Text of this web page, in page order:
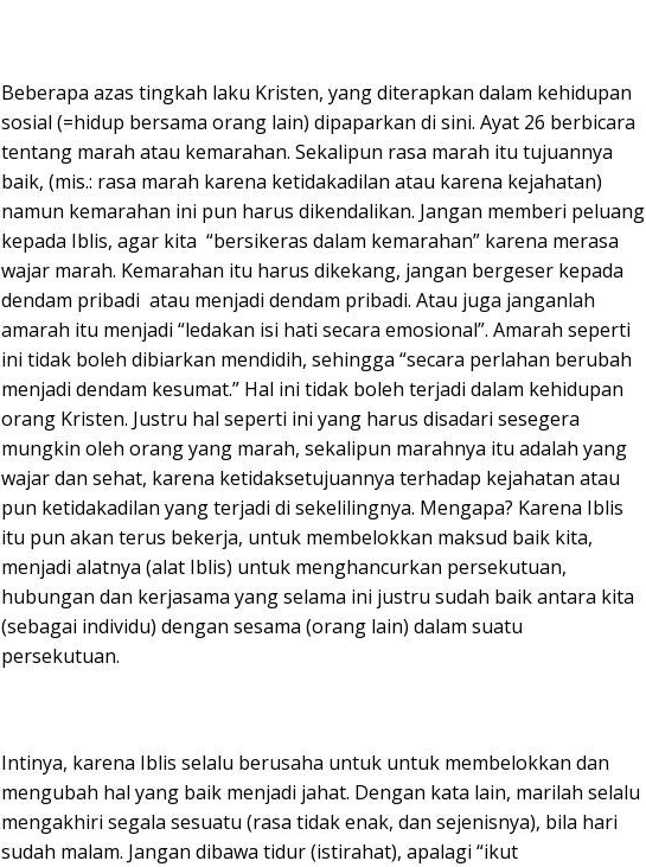
Beberapa azas tingkah laku Kristen, yang diterapkan dalam kehidupan
sosial (=hidup bersama orang lain) dipaparkan di sini. Ayat 26 berbicara
tentang marah atau kemarahan. Sekalipun rasa marah itu tujuannya
baik, (mis.: rasa marah karena ketidakadilan atau karena kejahatan)
namun kemarahan ini pun harus dikendalikan. Jangan memberi peluang
kepada Iblis, agar kita “bersikeras dalam kemarahan” karena merasa
wajar marah. Kemarahan itu harus dikekang, jangan bergeser kepada
dendam pribadi atau menjadi dendam pribadi. Atau juga janganlah
amarah itu menjadi “ledakan isi hati secara emosional”. Amarah seperti
ini tidak boleh dibiarkan mendidih, sehingga “secara perlahan berubah
menjadi dendam kesumat.” Hal ini tidak boleh terjadi dalam kehidupan
orang Kristen. Justru hal seperti ini yang harus disadari sesegera
mungkin oleh orang yang marah, sekalipun marahnya itu adalah yang
wajar dan sehat, karena ketidaksetujuannya terhadap kejahatan atau
pun ketidakadilan yang terjadi di sekelilingnya. Mengapa? Karena Iblis
itu pun akan terus bekerja, untuk membelokkan maksud baik kita,
menjadi alatnya (alat Iblis) untuk menghancurkan persekutuan,
hubungan dan kerjasama yang selama ini justru sudah baik antara kita
(sebagai individu) dengan sesama (orang lain) dalam suatu
persekutuan.
Intinya, karena Iblis selalu berusaha untuk untuk membelokkan dan
mengubah hal yang baik menjadi jahat. Dengan kata lain, marilah selalu
mengakhiri segala sesuatu (rasa tidak enak, dan sejenisnya), bila hari
sudah malam. Jangan dibawa tidur (istirahat), apalagi “ikut